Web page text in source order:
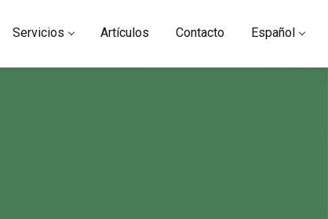
Servicios Artículos Contacto Español